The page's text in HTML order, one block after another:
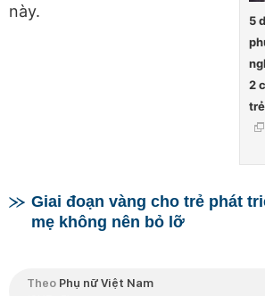
5
2
này.
Giai đoạn vàng cho trẻ phát
mẹ không nên bỏ lỡ
Theo Phụ nữ Việt Nam